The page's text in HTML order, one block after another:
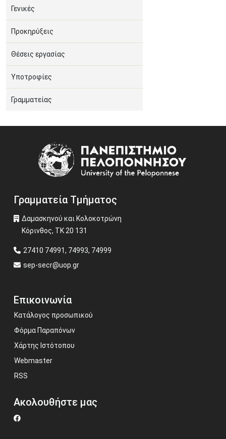
Γενικές
Προκηρύξεις
Θέσεις εργασίας
Υποτροφίες
Γραμματείας
Γραμματεία Τμήματος
Δαμασκηνού και Κολοκοτρώνη
Κόρινθος, ΤΚ 20 131
27410 74991, 74993, 74999
sep-secr@uop.gr
Επικοινωνία
Κατάλογος προσωπικού
Φόρμα Παραπόνων
Χάρτης Ιστότοπου
Webmaster
RSS
Ακολουθήστε μας